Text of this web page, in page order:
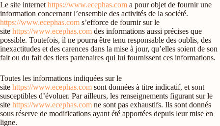
Le site internet https://www.ecephas.com a pour objet de fournir une
information concernant l’ensemble des activités de la société.
https://www.ecephas.com s’efforce de fournir sur le
site https://www.ecephas.com des informations aussi précises que
possible. Toutefois, il ne pourra être tenu responsable des oublis, des
inexactitudes et des carences dans la mise à jour, qu’elles soient de son
fait ou du fait des tiers partenaires qui lui fournissent ces informations.
Toutes les informations indiquées sur le
site https://www.ecephas.com sont données à titre indicatif, et sont
susceptibles d’évoluer. Par ailleurs, les renseignements figurant sur le
site https://www.ecephas.com ne sont pas exhaustifs. Ils sont donnés
sous réserve de modifications ayant été apportées depuis leur mise en
ligne.